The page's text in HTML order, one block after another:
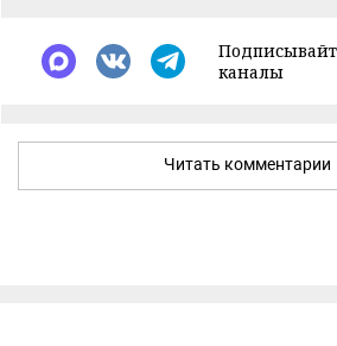
каналы
Читать комментарии